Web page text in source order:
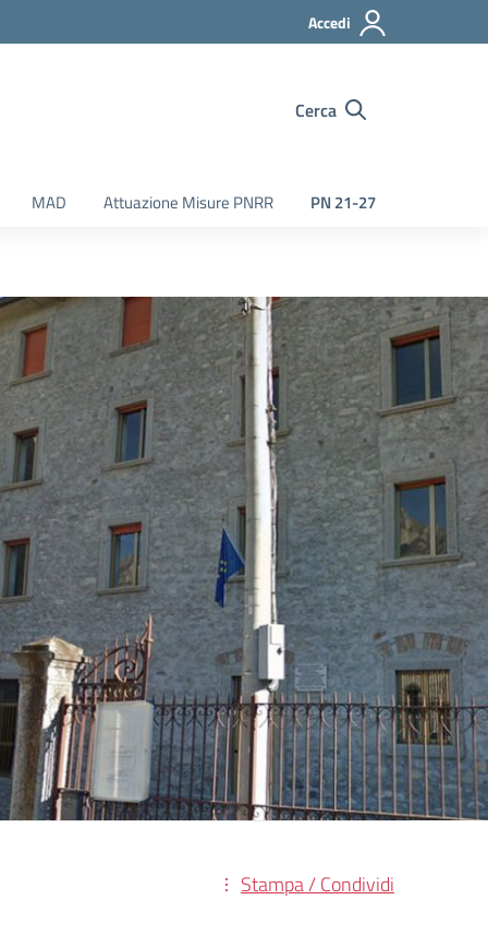
Accedi
Cerca
MAD Attuazione Misure PNRR PN 21-27
Stampa / Condividi